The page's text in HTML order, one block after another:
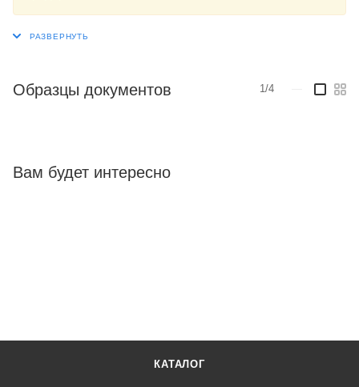
Образцы документов 1/4
Вам будет интересно
КАТАЛОГ